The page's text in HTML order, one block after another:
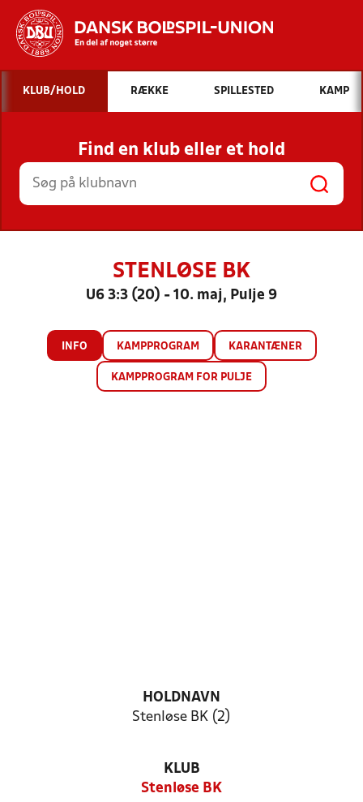
Hvad vil du søge efter?
INDHOLD OG NYHEDER
STILLINGER, RESULTATER, KLUBBER OG
HOLD
KLUB/HOLD RÆKKE SPILLESTED KAMP
Find en klub eller et hold
STENLØSE BK
U6 3:3 (20) - 10. maj, Pulje 9
INFO KAMPPROGRAM KARANTÆNER
KAMPPROGRAM FOR PULJE
HOLDNAVN
Stenløse BK (2)
KLUB
Stenløse BK